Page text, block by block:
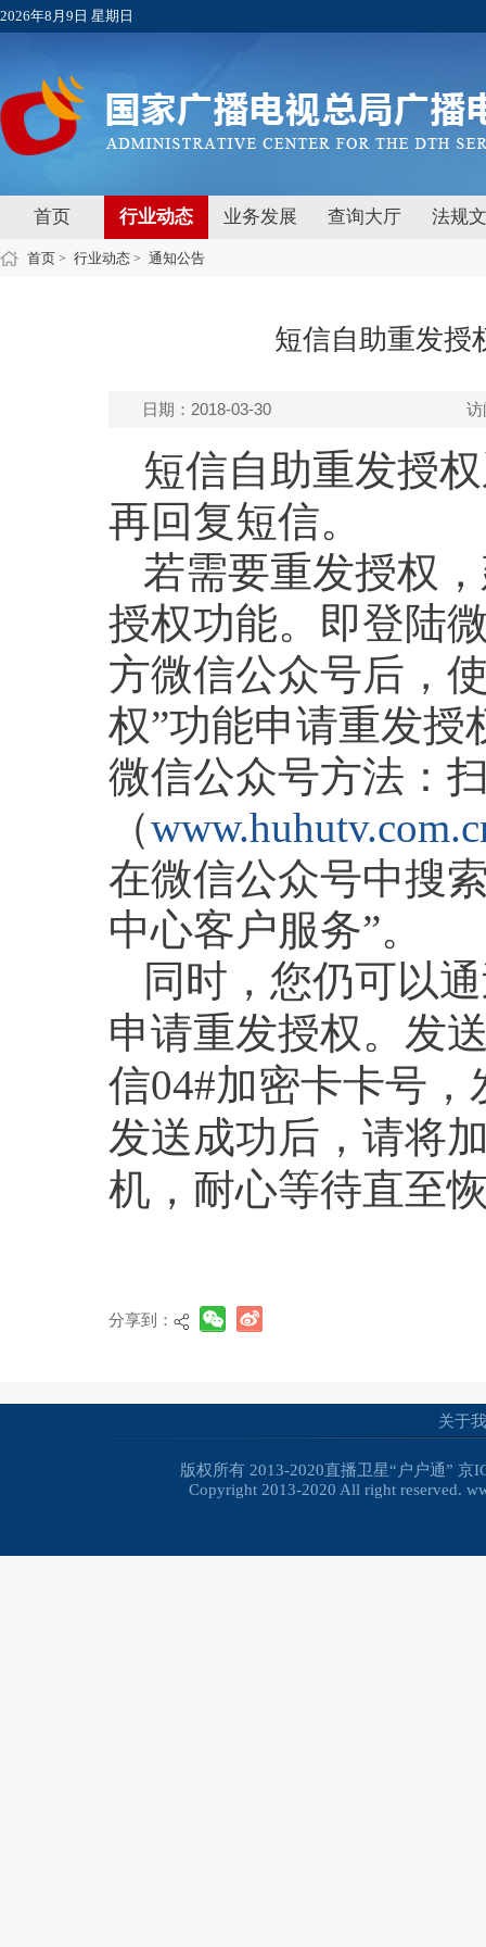
2026年8月9日 星期日
首页 行业动态 业务发展 查询大厅 法规
首页 > 行业动态 > 通知公告
短信自助重发授
日期：2018-03-30 访
短信自助重发授
再回复短信。
若需要重发授权
授权功能。即登陆
方微信公众号后，
权”功能申请重发授
微信公众号方法：
（
在微信公众号中搜
中心客户服务”。
同时，您仍可以
申请重发授权。发
信04#加密卡卡号，
发送成功后，请将
机，耐心等待直至
分享到：
关于
版权所有 2013-2020直播卫星“户户通” 京
Copyright 2013-2020 All right reserved.